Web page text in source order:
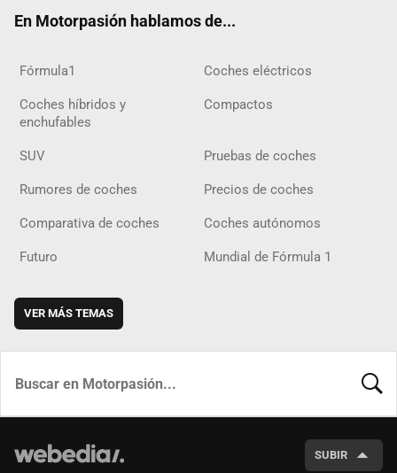
En Motorpasión hablamos de...
Fórmula1 Coches eléctricos
Coches híbridos y
enchufables
Compactos
SUV Pruebas de coches
Rumores de coches Precios de coches
Comparativa de coches Coches autónomos
Futuro Mundial de Fórmula 1
VER MÁS TEMAS
SUBIR